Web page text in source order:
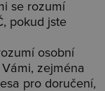
se rozumí
pokud jste
osobní
zejména
pro doručení,